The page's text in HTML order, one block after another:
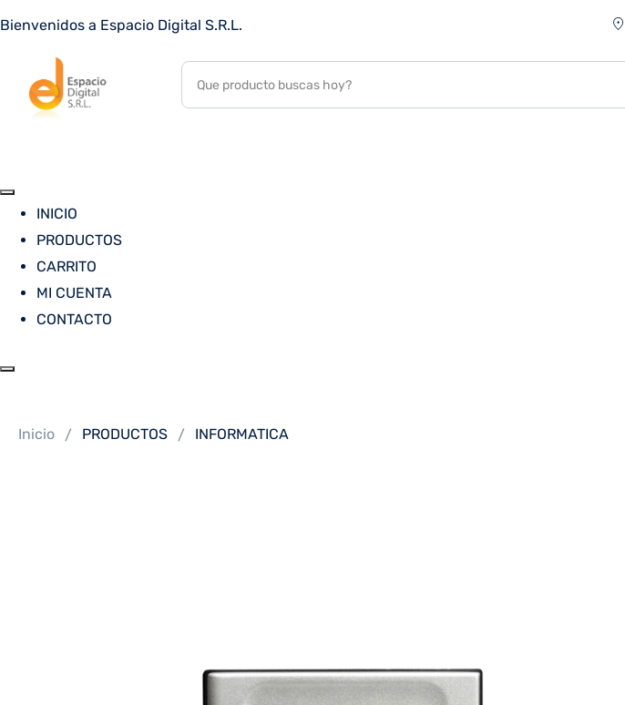
Bienvenidos a Espacio Digital S.R.L.
INICIO
PRODUCTOS
CARRITO
MI CUENTA
CONTACTO
Inicio PRODUCTOS INFORMATICA